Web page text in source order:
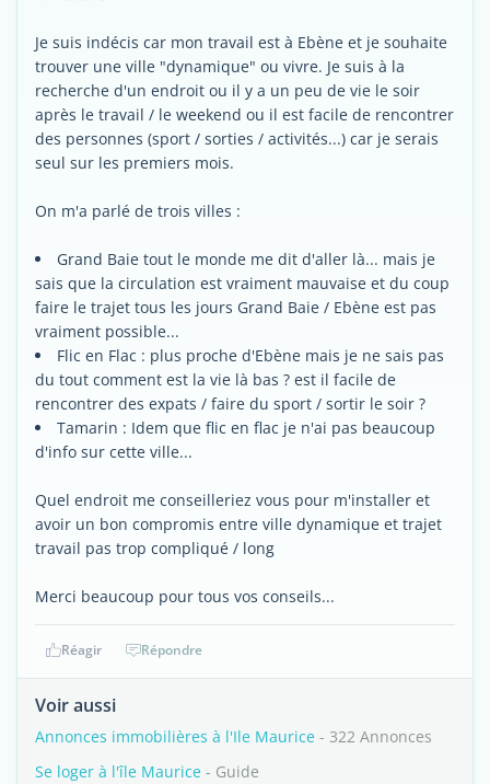
Je suis indécis car mon travail est à Ebène et je souhaite
trouver une ville "dynamique" ou vivre. Je suis à la
recherche d'un endroit ou il y a un peu de vie le soir
après le travail / le weekend ou il est facile de rencontrer
des personnes (sport / sorties / activités...) car je serais
seul sur les premiers mois.
On m'a parlé de trois villes :
Grand Baie tout le monde me dit d'aller là... mais je
sais que la circulation est vraiment mauvaise et du coup
faire le trajet tous les jours Grand Baie / Ebène est pas
vraiment possible...
Flic en Flac : plus proche d'Ebène mais je ne sais pas
du tout comment est la vie là bas ? est il facile de
rencontrer des expats / faire du sport / sortir le soir ?
Tamarin : Idem que flic en flac je n'ai pas beaucoup
d'info sur cette ville...
Quel endroit me conseilleriez vous pour m'installer et
avoir un bon compromis entre ville dynamique et trajet
travail pas trop compliqué / long
Merci beaucoup pour tous vos conseils...
Réagir Répondre
Voir aussi
Annonces immobilières à l'Ile Maurice - 322 Annonces
Se loger à l'île Maurice - Guide